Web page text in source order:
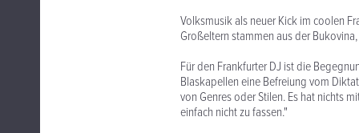
Volksmusik als neuer Kick im coolen
Großeltern stammen aus der
Für den Frankfurter DJ ist die
Blaskapellen eine Befreiung vom
von Genres oder Stilen. Es hat nichts
einfach nicht zu fassen."